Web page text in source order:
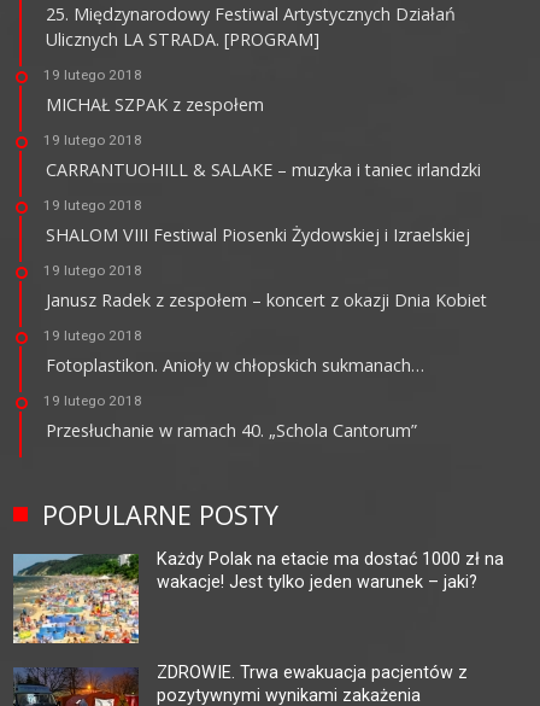
25. Międzynarodowy Festiwal Artystycznych Działań
Ulicznych LA STRADA. [PROGRAM]
19 lutego 2018
MICHAŁ SZPAK z zespołem
19 lutego 2018
CARRANTUOHILL & SALAKE – muzyka i taniec irlandzki
19 lutego 2018
SHALOM VIII Festiwal Piosenki Żydowskiej i Izraelskiej
19 lutego 2018
Janusz Radek z zespołem – koncert z okazji Dnia Kobiet
19 lutego 2018
Fotoplastikon. Anioły w chłopskich sukmanach…
19 lutego 2018
Przesłuchanie w ramach 40. „Schola Cantorum”
POPULARNE POSTY
Każdy Polak na etacie ma dostać 1000 zł na
wakacje! Jest tylko jeden warunek – jaki?
ZDROWIE. Trwa ewakuacja pacjentów z
pozytywnymi wynikami zakażenia